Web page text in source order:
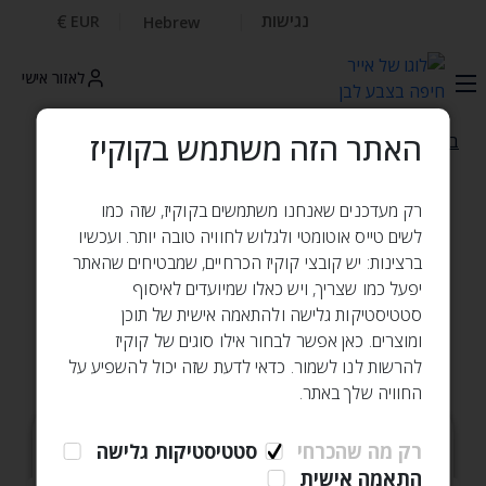
€ EUR Hebrew נגישות
האתר הזה משתמש בקוקיז
רק מעדכנים שאנחנו משתמשים בקוקיז, שזה כמו
לשים טייס אוטומטי ולגלוש לחוויה טובה יותר. ועכשיו
ברצינות: יש קובצי קוקיז הכרחיים, שמבטיחים שהאתר
יפעל כמו שצריך, ויש כאלו שמיועדים לאיסוף
סטטיסטיקות גלישה ולהתאמה אישית של תוכן
ומוצרים. כאן אפשר לבחור אילו סוגים של קוקיז
להרשות לנו לשמור. כדאי לדעת שזה יכול להשפיע על
החוויה שלך באתר.
רק מה שהכרחי
סטטיסטיקות גלישה
התאמה אישית
לאזור אישי
בית כוכב הצפון - המגזין של אייר חיפה ✈️
כוכב הצפוןהמגזין
של אייר חיפה